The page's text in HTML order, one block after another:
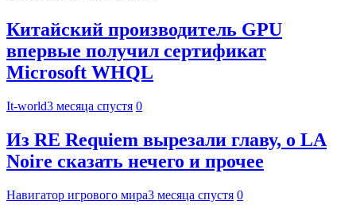
Китайский производитель GPU
впервые получил сертификат
Microsoft WHQL
It-world3 месяца спустя 0
Из RE Requiem вырезали главу, о LA
Noire сказать нечего и прочее
Навигатор игрового мира3 месяца спустя 0